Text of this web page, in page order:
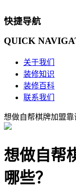
快捷导航
QUICK
关于我们
装修知识
装修百科
联系我们
想做自帮棋牌加盟靠
想做自帮
哪些？